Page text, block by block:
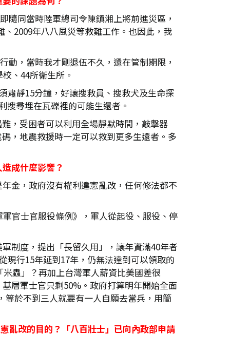
隨同當時陸軍總司令陳鎮湘上將前進災區，
2009年八八風災等救難工作。也因此，我
動，當時我才剛退伍不久，還在管制期限，
、44所衛生所。
肅靜15分鐘，好讓搜救員、搜救犬及生命探
尋埋在瓦礫裡的可能生還者。
，受困者可以利用全場靜默時間，敲擊器
，地震救援時一定可以救到更多生還者。多
成什麼影響？
金，政府沒有權利違憲亂改，任何修法都不
官士官服役條例》，軍人從起役、服役、停
制度，提出「長留久用」，讓年資滿40年者
現行15年延到17年，仍無法達到可以領取的
蟲」？再加上台灣軍人薪資比美國差很
層軍士官只剩50%。政府打算明年開始全面
等於不到三人就要有一人自願去當兵，用簡
亂改的目的？「八百壯士」已向內政部申請